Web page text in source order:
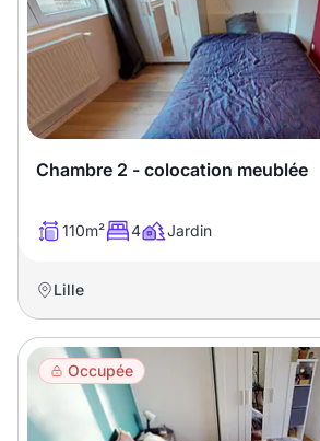
Chambre 2 - colocation meublée
110m² 4 Jardin
Lille
Occupée